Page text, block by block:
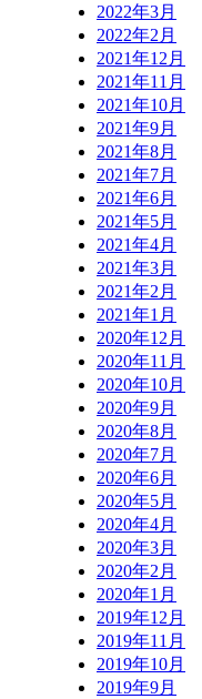
2022年3月
2022年2月
2021年12月
2021年11月
2021年10月
2021年9月
2021年8月
2021年7月
2021年6月
2021年5月
2021年4月
2021年3月
2021年2月
2021年1月
2020年12月
2020年11月
2020年10月
2020年9月
2020年8月
2020年7月
2020年6月
2020年5月
2020年4月
2020年3月
2020年2月
2020年1月
2019年12月
2019年11月
2019年10月
2019年9月